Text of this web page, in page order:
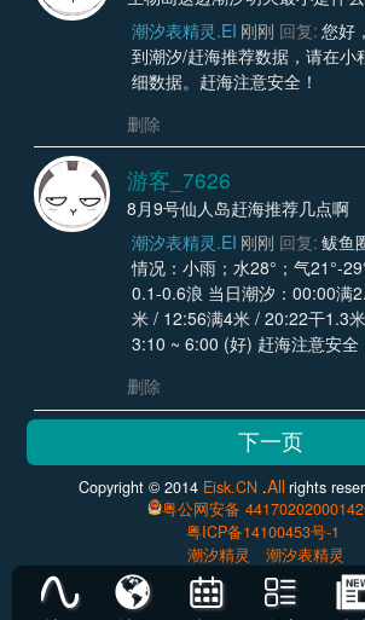
潮汐表精灵.EI 刚刚 回复: 您好
到潮汐/赶海推荐数据，请在小
细数据。赶海注意安全！
删除
游客_7626
8月9号仙人岛赶海推荐几点啊
潮汐表精灵.EI 刚刚 回复: 鲅鱼
情况：小雨；水28°；气21°-
0.1-0.6浪 当日潮汐：00:00满
米 / 12:56满4米 / 20:22干1.3
3:10 ~ 6:00 (好) 赶海注意安全
删除
Copyright © 2014 Eisk.CN .Allrights
粤公网安备
粤ICP备14100453号-1
潮汐精灵
潮汐表精灵